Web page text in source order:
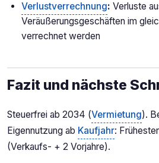
Verlustverrechnung: Verluste
Veräußerungsgeschäften im
verrechnet werden
Fazit und nächste
Steuerfrei ab 2034 (Vermietung).
Eigennutzung ab Kaufjahr:
(Verkaufs- + 2 Vorjahre).